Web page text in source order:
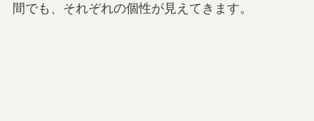
間でも、それぞれの個性が見えてきます。